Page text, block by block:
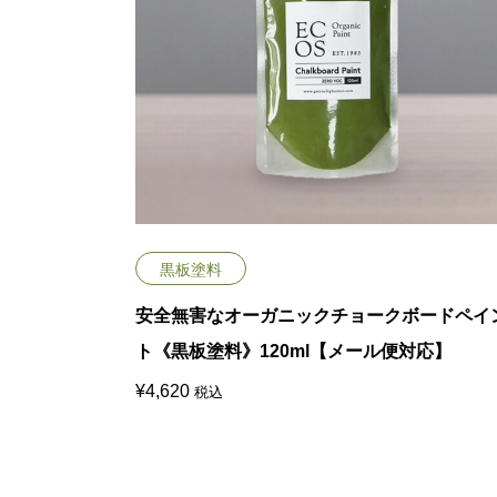
黒板塗料
安全無害なオーガニックチョークボードペイ
ト《黒板塗料》120ml【メール便対応】
¥4,620 税込